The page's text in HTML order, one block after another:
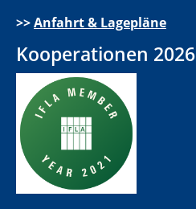
>>Anfahrt & Lagepläne
Kooperationen 2026